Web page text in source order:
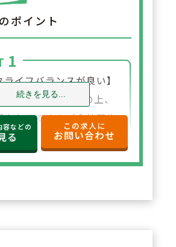
ポイント
1
ライフバランスが良い】
日と多く、その上、
少なめです！（全社平均
での残業時間が12時間）
年数も9年と長く続ける
続きを見る...
容などの
る
この求人に
お問い合わせ